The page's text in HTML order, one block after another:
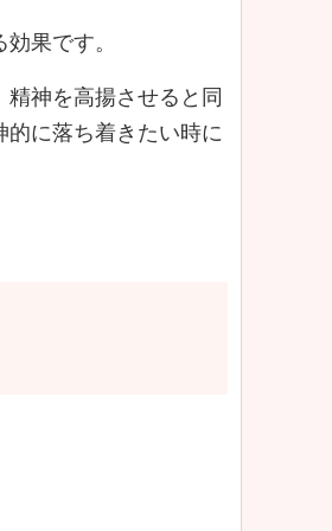
果です。
神を高揚させると同
に落ち着きたい時に